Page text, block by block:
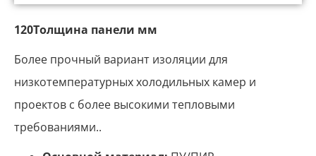
120Толщина панели мм
Более прочный вариант изоляции для
низкотемпературных холодильных камер и
проектов с более высокими тепловыми
требованиями..